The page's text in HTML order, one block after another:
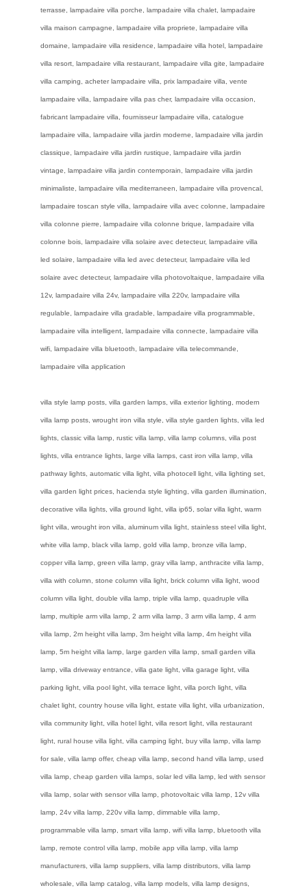
terrasse, lampadaire villa porche, lampadaire villa chalet, lampadaire
villa maison campagne, lampadaire villa propriete, lampadaire villa
domaine, lampadaire villa residence, lampadaire villa hotel, lampadaire
villa resort, lampadaire villa restaurant, lampadaire villa gite, lampadaire
villa camping, acheter lampadaire villa, prix lampadaire villa, vente
lampadaire villa, lampadaire villa pas cher, lampadaire villa occasion,
fabricant lampadaire villa, fournisseur lampadaire villa, catalogue
lampadaire villa, lampadaire villa jardin moderne, lampadaire villa jardin
classique, lampadaire villa jardin rustique, lampadaire villa jardin
vintage, lampadaire villa jardin contemporain, lampadaire villa jardin
minimaliste, lampadaire villa mediterraneen, lampadaire villa provencal,
lampadaire toscan style villa, lampadaire villa avec colonne, lampadaire
villa colonne pierre, lampadaire villa colonne brique, lampadaire villa
colonne bois, lampadaire villa solaire avec detecteur, lampadaire villa
led solaire, lampadaire villa led avec detecteur, lampadaire villa led
solaire avec detecteur, lampadaire villa photovoltaique, lampadaire villa
12v, lampadaire villa 24v, lampadaire villa 220v, lampadaire villa
regulable, lampadaire villa gradable, lampadaire villa programmable,
lampadaire villa intelligent, lampadaire villa connecte, lampadaire villa
wifi, lampadaire villa bluetooth, lampadaire villa telecommande,
lampadaire villa application
villa style lamp posts, villa garden lamps, villa exterior lighting, modern
villa lamp posts, wrought iron villa style, villa style garden lights, villa led
lights, classic villa lamp, rustic villa lamp, villa lamp columns, villa post
lights, villa entrance lights, large villa lamps, cast iron villa lamp, villa
pathway lights, automatic villa light, villa photocell light, villa lighting set,
villa garden light prices, hacienda style lighting, villa garden illumination,
decorative villa lights, villa ground light, villa ip65, solar villa light, warm
light villa, wrought iron villa, aluminum villa light, stainless steel villa light,
white villa lamp, black villa lamp, gold villa lamp, bronze villa lamp,
copper villa lamp, green villa lamp, gray villa lamp, anthracite villa lamp,
villa with column, stone column villa light, brick column villa light, wood
column villa light, double villa lamp, triple villa lamp, quadruple villa
lamp, multiple arm villa lamp, 2 arm villa lamp, 3 arm villa lamp, 4 arm
villa lamp, 2m height villa lamp, 3m height villa lamp, 4m height villa
lamp, 5m height villa lamp, large garden villa lamp, small garden villa
lamp, villa driveway entrance, villa gate light, villa garage light, villa
parking light, villa pool light, villa terrace light, villa porch light, villa
chalet light, country house villa light, estate villa light, villa urbanization,
villa community light, villa hotel light, villa resort light, villa restaurant
light, rural house villa light, villa camping light, buy villa lamp, villa lamp
for sale, villa lamp offer, cheap villa lamp, second hand villa lamp, used
villa lamp, cheap garden villa lamps, solar led villa lamp, led with sensor
villa lamp, solar with sensor villa lamp, photovoltaic villa lamp, 12v villa
lamp, 24v villa lamp, 220v villa lamp, dimmable villa lamp,
programmable villa lamp, smart villa lamp, wifi villa lamp, bluetooth villa
lamp, remote control villa lamp, mobile app villa lamp, villa lamp
manufacturers, villa lamp suppliers, villa lamp distributors, villa lamp
wholesale, villa lamp catalog, villa lamp models, villa lamp designs,